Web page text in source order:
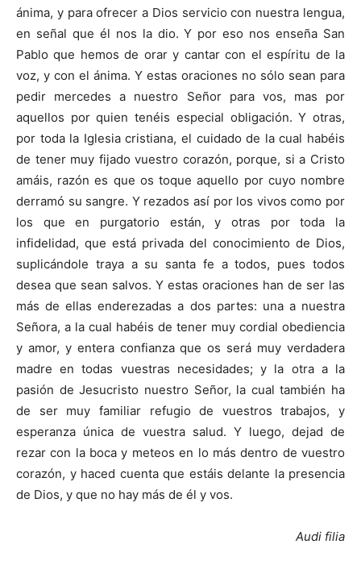
ánima, y para ofrecer a Dios servicio con nuestra lengua,
en señal que él nos la dio. Y por eso nos enseña San
Pablo que hemos de orar y cantar con el espíritu de la
voz, y con el ánima. Y estas oraciones no sólo sean para
pedir mercedes a nuestro Señor para vos, mas por
aquellos por quien tenéis especial obligación. Y otras,
por toda la Iglesia cristiana, el cuidado de la cual habéis
de tener muy fijado vuestro corazón, porque, si a Cristo
amáis, razón es que os toque aquello por cuyo nombre
derramó su sangre. Y rezados así por los vivos como por
los que en purgatorio están, y otras por toda la
infidelidad, que está privada del conocimiento de Dios,
suplicándole traya a su santa fe a todos, pues todos
desea que sean salvos. Y estas oraciones han de ser las
más de ellas enderezadas a dos partes: una a nuestra
Señora, a la cual habéis de tener muy cordial obediencia
y amor, y entera confianza que os será muy verdadera
madre en todas vuestras necesidades; y la otra a la
pasión de Jesucristo nuestro Señor, la cual también ha
de ser muy familiar refugio de vuestros trabajos, y
esperanza única de vuestra salud. Y luego, dejad de
rezar con la boca y meteos en lo más dentro de vuestro
corazón, y haced cuenta que estáis delante la presencia
de Dios, y que no hay más de él y vos.
Audi filia